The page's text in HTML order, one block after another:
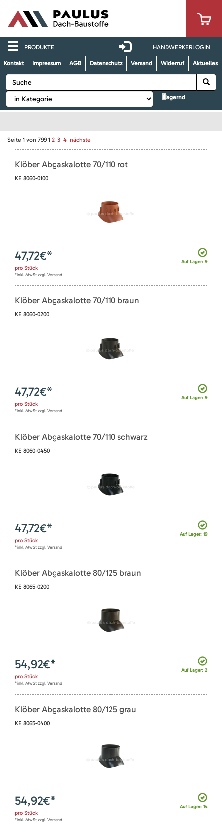
PRODUKTE HANDWERKERLOGIN
Kontakt Impressum AGB Datenschutz Versand Widerruf Aktuelles
lagernd
Seite 1 von 799 1 2 3 4 nächste
Klöber Abgaskalotte 70/110 rot
KE 8060-0100
Auf Lager: 9
47,72€*
pro Stück
*inkl. MwSt zzgl. Versand
Klöber Abgaskalotte 70/110 braun
KE 8060-0200
Auf Lager: 9
47,72€*
pro Stück
*inkl. MwSt zzgl. Versand
Klöber Abgaskalotte 70/110 schwarz
KE 8060-0450
Auf Lager: 19
47,72€*
pro Stück
*inkl. MwSt zzgl. Versand
Klöber Abgaskalotte 80/125 braun
KE 8065-0200
Auf Lager: 2
54,92€*
pro Stück
*inkl. MwSt zzgl. Versand
Klöber Abgaskalotte 80/125 grau
KE 8065-0400
Auf Lager: 14
54,92€*
pro Stück
*inkl. MwSt zzgl. Versand